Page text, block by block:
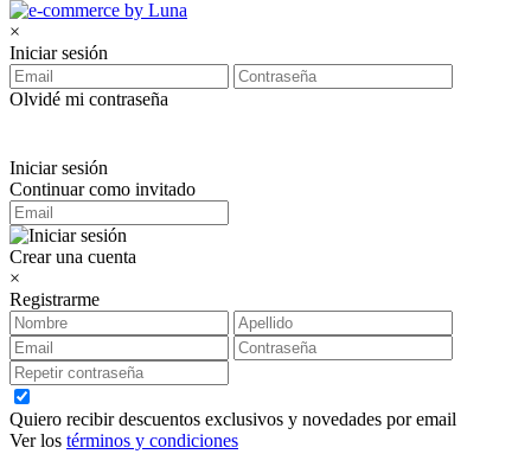
×
Iniciar sesión
Olvidé mi contraseña
Iniciar sesión
Continuar como invitado
Crear una cuenta
×
Registrarme
Quiero recibir descuentos exclusivos y novedades por email
Ver los términos y condiciones